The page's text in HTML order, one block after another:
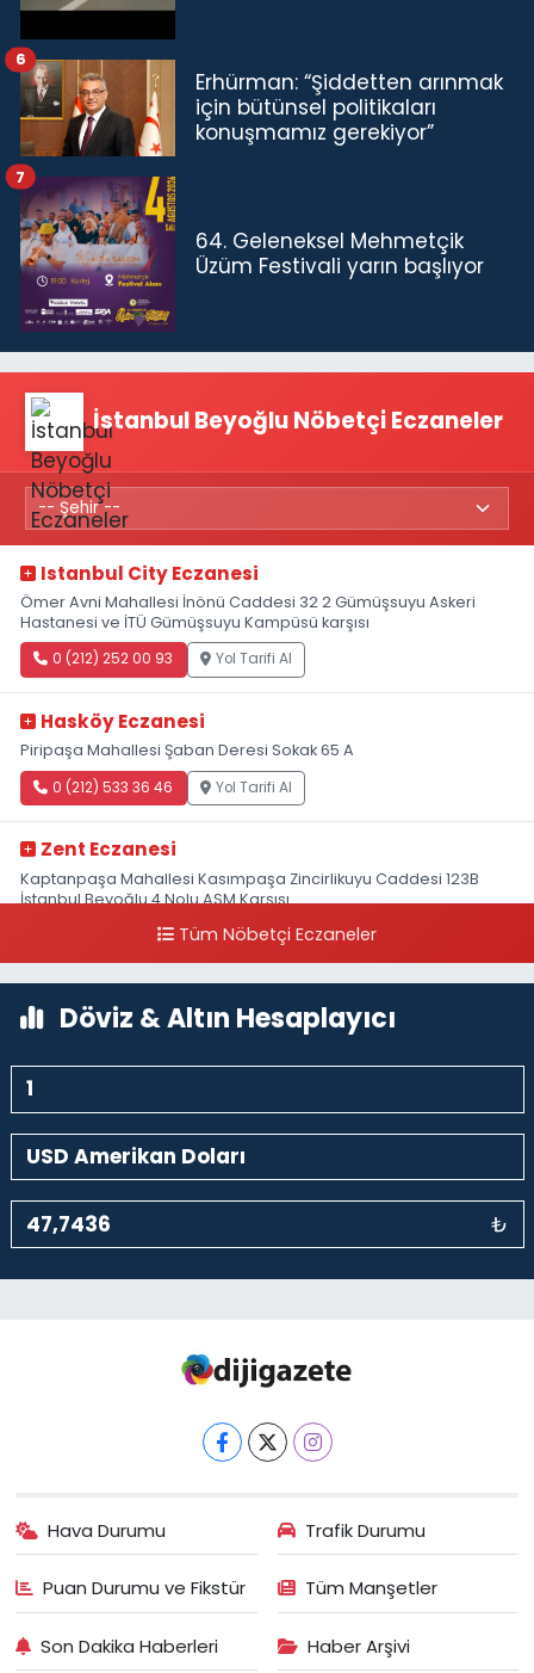
Erhürman: “Şiddetten arınmak
için bütünsel politikaları
konuşmamız gerekiyor”
6
64. Geleneksel Mehmetçik
Üzüm Festivali yarın başlıyor
7
İstanbul Beyoğlu Nöbetçi Eczaneler
Istanbul City Eczanesi
Ömer Avni Mahallesi İnönü Caddesi 32 2 Gümüşsuyu Askeri
Hastanesi ve İTÜ Gümüşsuyu Kampüsü karşısı
0 (212) 252 00 93 Yol Tarifi Al
Hasköy Eczanesi
Piripaşa Mahallesi Şaban Deresi Sokak 65 A
0 (212) 533 36 46 Yol Tarifi Al
Zent Eczanesi
Kaptanpaşa Mahallesi Kasımpaşa Zincirlikuyu Caddesi 123B
İstanbul Beyoğlu 4 Nolu ASM Karşısı
0 (212) 297 96 92 Yol Tarifi Al
Tüm Nöbetçi Eczaneler
Döviz & Altın Hesaplayıcı
₺
Hava Durumu Trafik Durumu
Puan Durumu ve Fikstür Tüm Manşetler
Son Dakika Haberleri Haber Arşivi